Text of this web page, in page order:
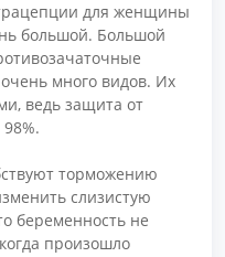
для женщины
большой. Большой
много видов. Их
ведь защита от
торможению
слизистую
беременность не
произошло